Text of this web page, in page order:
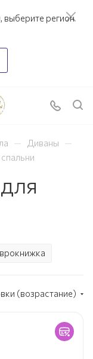
выберите регион
— Диваны —
(возрастание)